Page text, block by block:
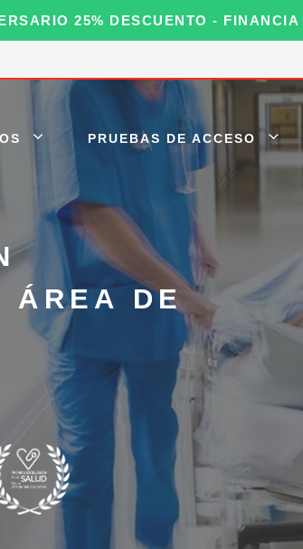
25% DESCUENTO - FINANCIA
PRUEBAS DE ACCESO
ÁREA DE